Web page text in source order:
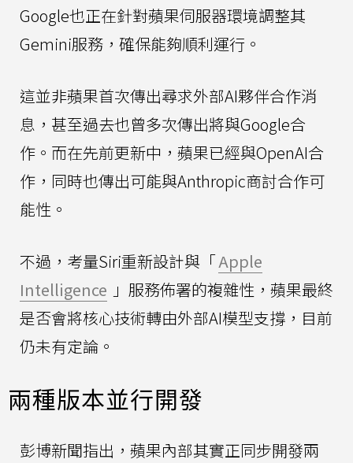
Google也正在針對蘋果伺服器環境調整其
Gemini服務，確保能夠順利運行。
這並非蘋果首次傳出尋求外部AI夥伴合作消
息，甚至過去也曾多次傳出將與Google合
作。而在先前更新中，蘋果已經與OpenAI合
作，同時也傳出可能與Anthropic商討合作可
能性。
不過，考量Siri重新設計與「Apple
Intelligence 」服務佈署的複雜性，蘋果最終
是否會將核心技術轉由外部AI模型支撐，目前
仍未有定論。
兩種版本並行開發
彭博新聞指出，蘋果內部其實正同步開發兩